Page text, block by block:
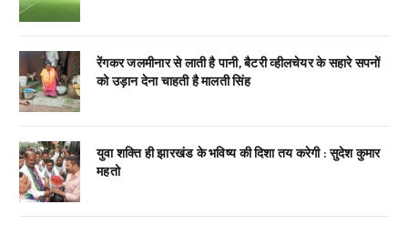
रेंगकर जलमीनार से लाती है पानी, बैटरी व्हीलचेयर के सहारे सपनों
को उड़ान देना चाहती है मालती सिंह
युवा शक्ति ही झारखंड के भविष्य की दिशा तय करेगी : सुदेश कुमार
महतो